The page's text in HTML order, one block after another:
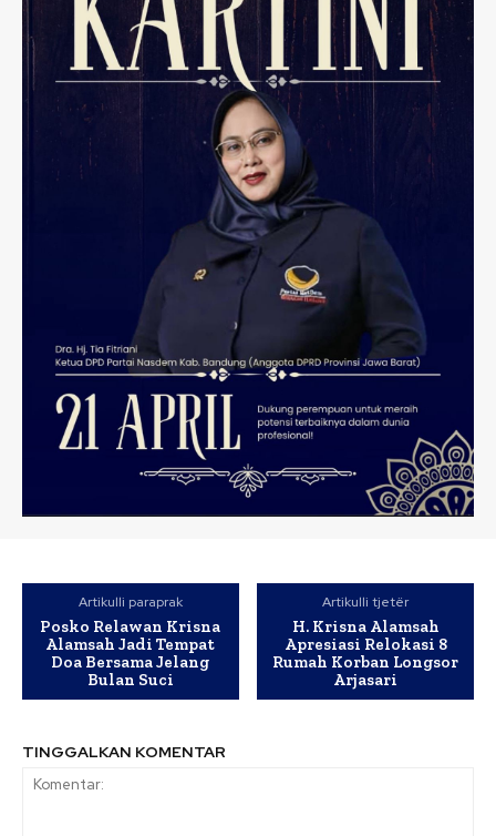
Artikulli paraprak
Posko Relawan Krisna
Alamsah Jadi Tempat
Doa Bersama Jelang
Bulan Suci
Artikulli tjetër
H. Krisna Alamsah
Apresiasi Relokasi 8
Rumah Korban Longsor
Arjasari
TINGGALKAN KOMENTAR